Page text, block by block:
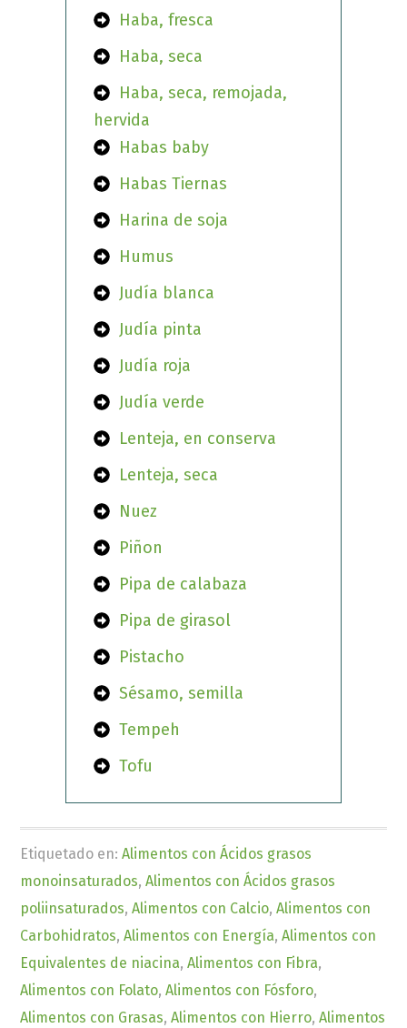
Haba, fresca
Haba, seca
Haba, seca, remojada,
hervida
Habas baby
Habas Tiernas
Harina de soja
Humus
Judía blanca
Judía pinta
Judía roja
Judía verde
Lenteja, en conserva
Lenteja, seca
Nuez
Piñon
Pipa de calabaza
Pipa de girasol
Pistacho
Sésamo, semilla
Tempeh
Tofu
Etiquetado en:Alimentos con Ácidos grasos
monoinsaturados,Alimentos con Ácidos grasos
poliinsaturados,Alimentos con Calcio,Alimentos con
Carbohidratos,Alimentos con Energía,Alimentos con
Equivalentes de niacina,Alimentos con Fibra,
Alimentos con Folato,Alimentos con Fósforo,
Alimentos con Grasas,Alimentos con Hierro,Alimentos